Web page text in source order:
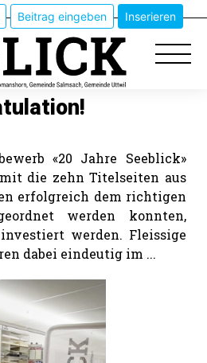
Beitrag eingeben Inserieren
«20 Jahre Seeblick»
die zehn Titelseiten aus
erfolgreich dem richtigen
werden konnten,
werden. Fleissige
dabei eindeutig im ...